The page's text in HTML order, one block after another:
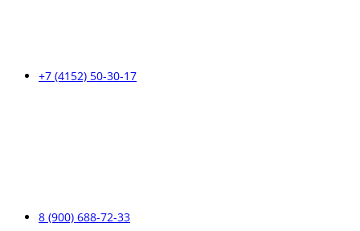
+7 (4152) 50-30-17
8 (900) 688-72-33